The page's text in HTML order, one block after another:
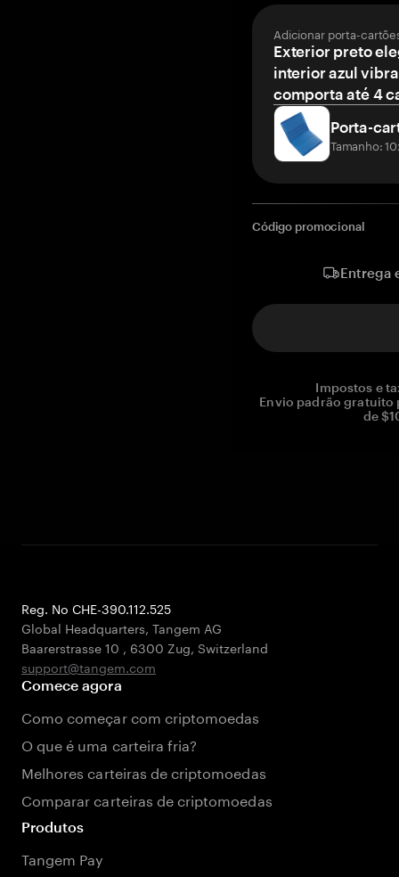
Adicionar porta-
Exterior preto
interior azul
comporta até 4
Porta-
Tamanho:
Código promocional
Entrega
Impostos e
Envio padrão gratuito
de
Reg. No CHE-390.112.525
Global Headquarters, Tangem AG
Baarerstrasse 10 , 6300 Zug, Switzerland
support@tangem.com
Comece agora
Como começar com criptomoedas
O que é uma carteira fria?
Melhores carteiras de criptomoedas
Comparar carteiras de criptomoedas
Produtos
Tangem Pay